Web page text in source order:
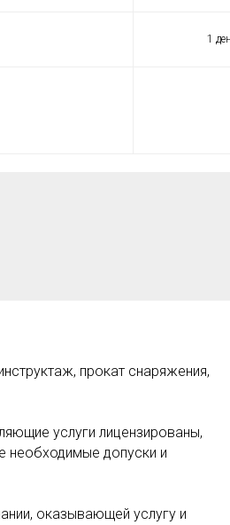
1
прокат снаряжения,
услуги лицензированы,
необходимые допуски и
оказывающей услугу и